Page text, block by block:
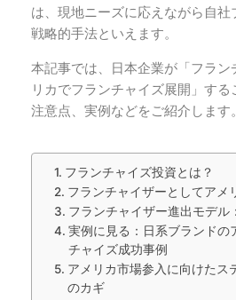
は、現地ニーズに応えながら自社
戦略的手法といえます。
本記事では、日本企業が「フラン
リカでフランチャイズ展開」す
注意点、実例などをご紹介します。
フランチャイズ投資とは？
フランチャイザーとしてアメ
フランチャイザー進出モデル
実例に見る：日系ブランドの
チャイズ成功事例
アメリカ市場参入に向けたス
のカギ